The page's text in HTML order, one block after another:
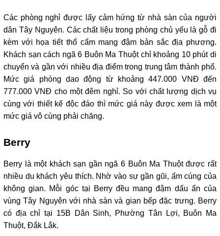
Các phòng nghỉ được lấy cảm hứng từ nhà sàn của người
dân Tây Nguyên. Các chất liệu trong phòng chủ yếu là gỗ đi
kèm với họa tiết thổ cẩm mang đậm bản sắc địa phương.
Khách sạn cách ngã 6 Buôn Ma Thuột chỉ khoảng 10 phút di
chuyển và gần với nhiều địa điểm trong trung tâm thành phố.
Mức giá phòng dao động từ khoảng 447.000 VNĐ đến
777.000 VNĐ cho một đêm nghỉ. So với chất lượng dịch vụ
cùng với thiết kế độc đáo thì mức giá này được xem là một
mức giá vô cùng phải chăng.
Berry
Berry là một khách sạn gần ngã 6 Buôn Ma Thuột được rất
nhiều du khách yêu thích. Nhờ vào sự gần gũi, ấm cúng của
không gian. Mỗi góc tại Berry đều mang đậm dấu ấn của
vùng Tây Nguyên với nhà sàn và gian bếp đặc trưng. Berry
có địa chỉ tại 15B Dân Sinh, Phường Tân Lợi, Buôn Ma
Thuột, Đắk Lắk.